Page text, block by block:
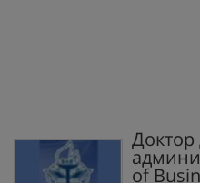
Доктор
of